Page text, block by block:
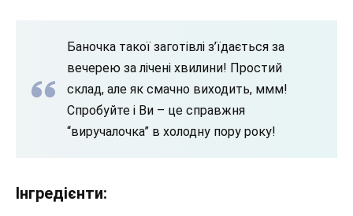
Баночка такої заготівлі з’їдається за
вечерею за лічені хвилини! Простий
склад, але як смачно виходить, ммм!
Спробуйте і Ви – це справжня
“виручалочка” в холодну пору року!
Інгредієнти: